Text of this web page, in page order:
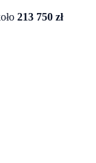
213 750 zł